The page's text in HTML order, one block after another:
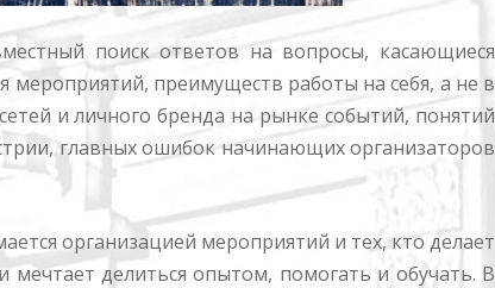
поиск ответов на вопросы, касающиеся
мероприятий, преимуществ работы на себя, а не в
и личного бренда на рынке событий, понятий
главных ошибок начинающих организаторов
организацией мероприятий и тех, кто делает
делиться опытом, помогать и обучать. В